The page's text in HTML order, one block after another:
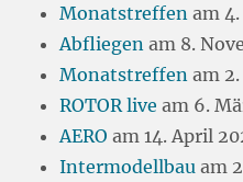
Monatstreffen am
Abfliegen am 8.
Monatstreffen am
ROTOR live am 6.
AERO am 14. April
Intermodellbau am